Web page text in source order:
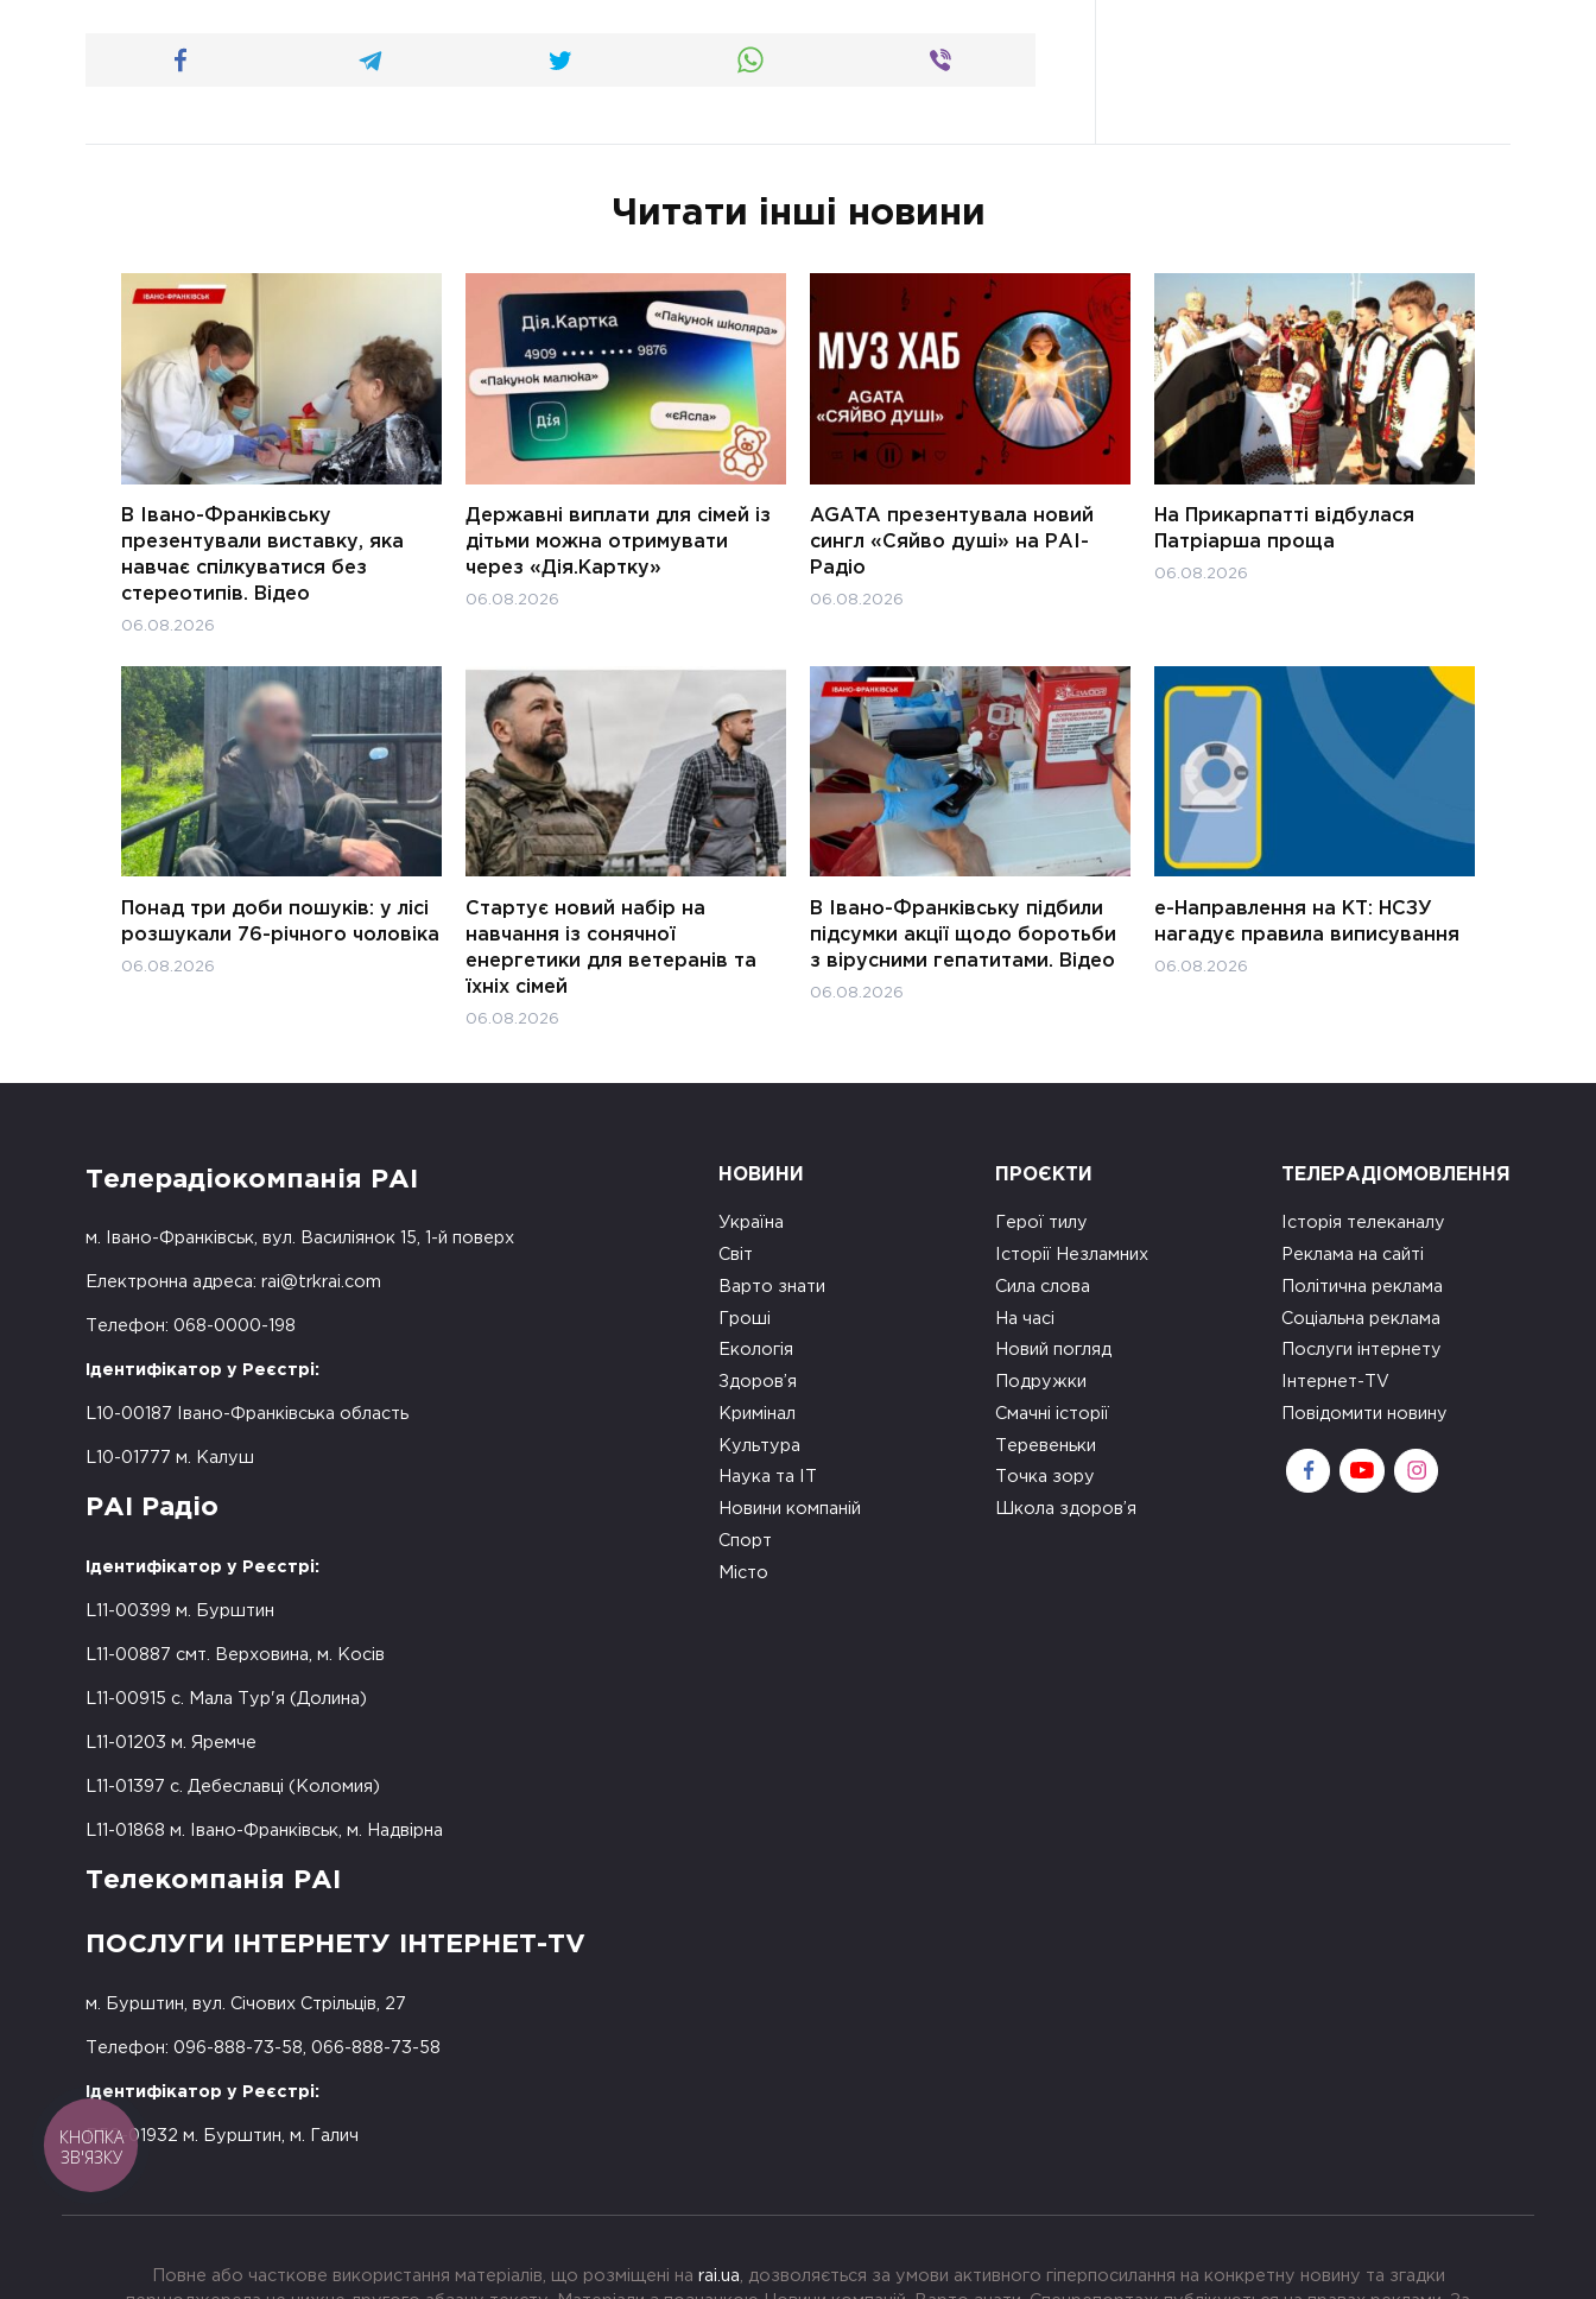
Читати інші новини
В Івано-Франківську
презентували виставку, яка
навчає спілкуватися без
стереотипів. Відео
06.08.2026
Державні виплати для сімей із
дітьми можна отримувати
через «Дія.Картку»
06.08.2026
AGATA презентувала новий
сингл «Сяйво душі» на РАІ-
Радіо
06.08.2026
На Прикарпатті відбулася
Патріарша проща
06.08.2026
Понад три доби пошуків: у лісі
розшукали 76-річного чоловіка
06.08.2026
Стартує новий набір на
навчання із сонячної
енергетики для ветеранів та
їхніх сімей
06.08.2026
В Івано-Франківську підбили
підсумки акції щодо боротьби
з вірусними гепатитами. Відео
06.08.2026
е-Направлення на КТ: НСЗУ
нагадує правила виписування
06.08.2026
Телерадіокомпанія РАІ
м. Івано-Франківськ, вул. Василіянок 15, 1-й поверх
Електронна адреса: rai@trkrai.com
Телефон: 068-0000-198
Ідентифікатор у Реєстрі:
L10-00187 Івано-Франківська область
L10-01777 м. Калуш
РАІ Радіо
Ідентифікатор у Реєстрі:
L11-00399 м. Бурштин
L11-00887 смт. Верховина, м. Косів
L11-00915 с. Мала Тур'я (Долина)
L11-01203 м. Яремче
L11-01397 с. Дебеславці (Коломия)
L11-01868 м. Івано-Франківськ, м. Надвірна
Телекомпанія РАІ
ПОСЛУГИ ІНТЕРНЕТУ ІНТЕРНЕТ-TV
м. Бурштин, вул. Січових Стрільців, 27
Телефон: 096-888-73-58, 066-888-73-58
Ідентифікатор у Реєстрі:
R50-01932 м. Бурштин, м. Галич
НОВИНИ
Україна
Світ
Варто знати
Гроші
Екологія
Здоров’я
Кримінал
Культура
Наука та ІТ
Новини компаній
Спорт
Місто
ПРОЄКТИ
Герої тилу
Історії Незламних
Сила слова
На часі
Новий погляд
Подружки
Смачні історії
Теревеньки
Точка зору
Школа здоров’я
ТЕЛЕРАДІОМОВЛЕННЯ
Історія телеканалу
Реклама на сайті
Політична реклама
Соціальна реклама
Послуги інтернету
Інтернет-TV
Повідомити новину
Повне або часткове використання матеріалів, що розміщені на rai.ua , дозволяється за умови активного гіперпосилання на конкретну новину та згадки
КНОПКА
ЗВ'ЯЗКУ